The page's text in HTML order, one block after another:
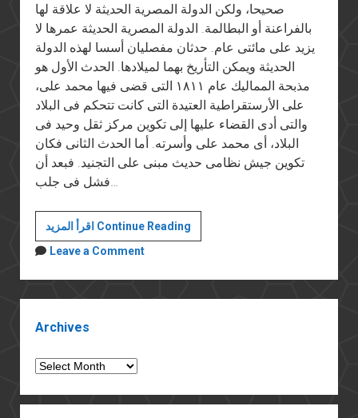
صحيحا، ولكن الدولة المصرية الحديثة لا علاقة لها
بالفراعنة أو البطالمة. الدولة المصرية الحديثة عمرها لا
يزيد على مائتى عام. حدثان مفصليان أسسا لهذه الدولة
الحديثة ويمكن التأريخ بهما لميلادها. الحدث الأول هو
مذبحة المماليك عام ١٨١١ التى قضى فيها محمد على،
على الأرستقراطية العتيدة التى كانت تتحكم فى البلاد
والتى أدى القضاء عليها إلى تكوين مركز ثقل وحيد فى
البلاد، أى محمد على وأسرته. أما الحدث الثانى فكان
تكوين جيش نظامى حديث مبنى على التجنيد. فبعد أن
اقرأ المزيد Continue Readingهيبة
الدولة
Leave a Comment
Archives
Archives